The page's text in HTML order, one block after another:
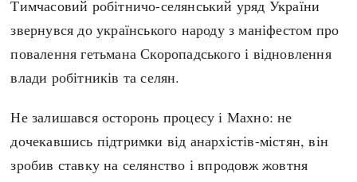
Тимчасовий робітничо-селянський уряд України
звернувся до українського народу з маніфестом про
повалення гетьмана Скоропадського і відновлення
влади робітників та селян.
Не залишався осторонь процесу і Махно: не
дочекавшись підтримки від анархістів-містян, він
зробив ставку на селянство і впродовж жовтня